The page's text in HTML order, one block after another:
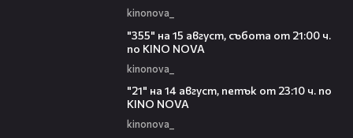
kinonova_
"355" на 15 август, събота от 21:00 ч.
по KINO NOVA
kinonova_
"21" на 14 август, петък от 23:10 ч. по
KINO NOVA
kinonova_